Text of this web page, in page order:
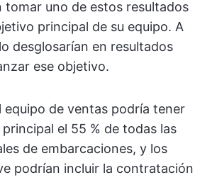
tomar uno de estos resultados
principal de su equipo. A
desglosarían en resultados
ese objetivo.
equipo de ventas podría tener
el 55 % de todas las
de embarcaciones, y los
podrían incluir la contratación